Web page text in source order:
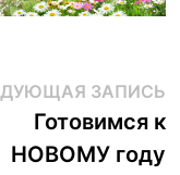
ЗАПИСЬ
Готовимся к
НОВОМУ году